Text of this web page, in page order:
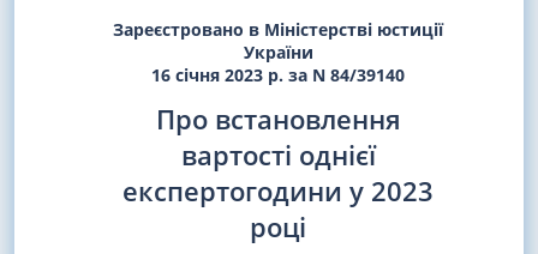
Зареєстровано в Міністерстві юстиції
України
16 січня 2023 р. за N 84/39140
Про встановлення
вартості однієї
експертогодини у 2023
році